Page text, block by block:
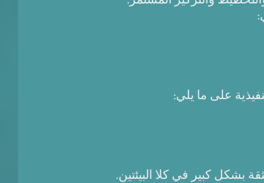
على ما يلي:
بشكل كبير في كلا البيئتين.